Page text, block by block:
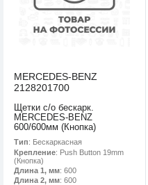
MERCEDES-BENZ
2128201700
Щетки с/о бескарк.
MERCEDES-BENZ
600/600мм (Кнопка)
Тип: Бескаркасная
Крепление: Push Button 19mm
(Кнопка)
Длина 1, мм: 600
Длина 2, мм: 600